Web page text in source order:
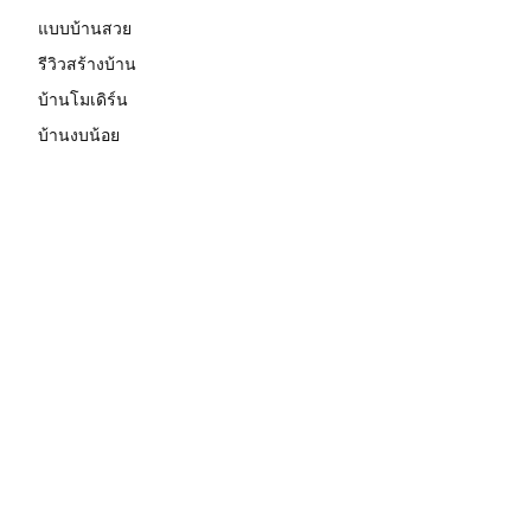
แบบบ้านสวย
รีวิวสร้างบ้าน
บ้านโมเดิร์น
บ้านงบน้อย